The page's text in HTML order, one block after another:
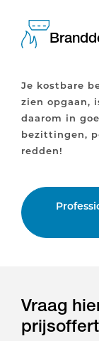
Je kostbare
zien opgaan,
daarom in
bezittingen,
redden!
Vraag